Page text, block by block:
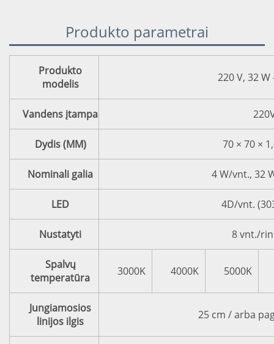
Produkto parametrai
Produkto
modelis
220 V, 32 W
Vandens įtampa
Dydis (MM) 70 × 70 ×
Nominali galia 4 W/vnt., 32
LED 4D/vnt.
Nustatyti 8 vnt./
Spalvų
temperatūra
3000K 4000K 5000K
Jungiamosios
linijos ilgis
25 cm / arba